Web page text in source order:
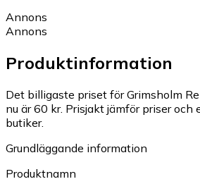
Annons
Annons
Produktinformation
Det billigaste priset för Grimsholm
nu är 60 kr. Prisjakt jämför priser och
butiker.
Grundläggande information
Produktnamn